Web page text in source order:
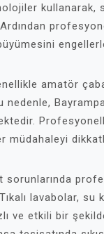
kullanarak,
amatör
müdahaleyi
sorunlarında
lavabolar, su
ve etkili bir